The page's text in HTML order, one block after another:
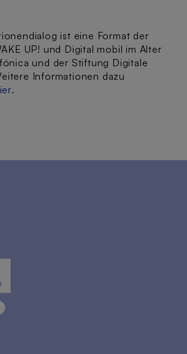
ist eine Format der
UP! und Digital mobil im Alter
und der Stiftung Digitale
Informationen dazu
.